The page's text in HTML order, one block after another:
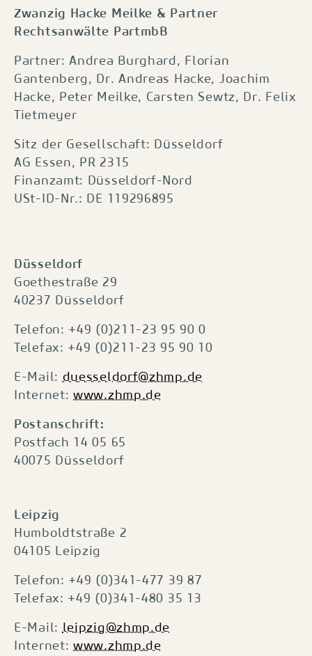
Zwanzig Hacke Meilke & Partner
Rechtsanwälte PartmbB
Partner: Andrea Burghard, Florian
Gantenberg, Dr. Andreas Hacke, Joachim
Hacke, Peter Meilke, Carsten Sewtz, Dr. Felix
Tietmeyer
Sitz der Gesellschaft: Düsseldorf
AG Essen, PR 2315
Finanzamt: Düsseldorf-Nord
USt-ID-Nr.: DE 119296895
Düsseldorf
Goethestraße 29
40237 Düsseldorf
Telefon: +49 (0)211-23 95 90 0
Telefax: +49 (0)211-23 95 90 10
E-Mail: duesseldorf@zhmp.de
Internet:www.zhmp.de
Postanschrift:
Postfach 14 05 65
40075 Düsseldorf
Leipzig
Humboldtstraße 2
04105 Leipzig
Telefon: +49 (0)341-477 39 87
Telefax: +49 (0)341-480 35 13
E-Mail: leipzig@zhmp.de
Internet:www.zhmp.de